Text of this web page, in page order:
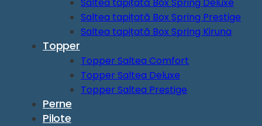
Saltea tapițată Box Spring Prestige
Saltea tapițată Box Spring Kiruna
Topper
Topper Saltea Comfort
Topper Saltea Deluxe
Topper Saltea Prestige
Perne
Pilote